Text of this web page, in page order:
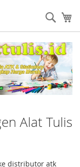
Alat Tulis
distributor atk